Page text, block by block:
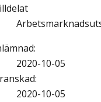
:
2020-10-05
:
2020-10-05